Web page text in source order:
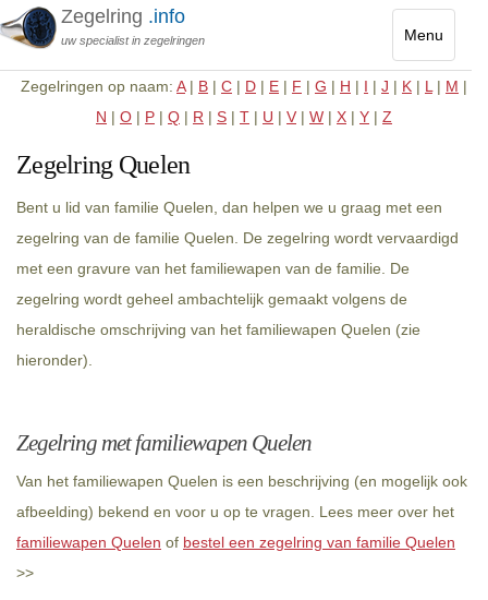
Menu
Toggle
Zegelring .info
uw specialist in zegelringen
Zegelringen op naam: A| B | C | D | E | F | G | H | I | J | K | L | M |
N | O | P | Q | R | S | T | U | V | W | X | Y | Z
Zegelring Quelen
Bent u lid van familie Quelen, dan helpen we u graag met een
zegelring van de familie Quelen. De zegelring wordt vervaardigd
met een gravure van het familiewapen van de familie. De
zegelring wordt geheel ambachtelijk gemaakt volgens de
heraldische omschrijving van het familiewapen Quelen (zie
hieronder).
Zegelring met familiewapen Quelen
Van het familiewapen Quelen is een beschrijving (en mogelijk ook
afbeelding) bekend en voor u op te vragen. Lees meer over het
familiewapen Quelen of bestel een zegelring van familie Quelen
>>